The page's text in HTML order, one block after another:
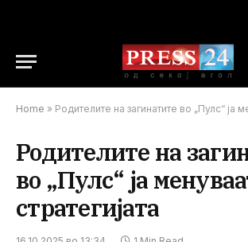
Home » Родителите на загинатите во „Пулс“ ја
Родителите на
во „Пулс“ ја
стратегијата